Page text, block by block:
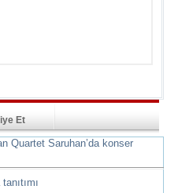
Et
Quartet Saruhan’da konser